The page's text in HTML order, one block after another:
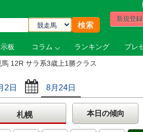
新規登録
板 コラム ランキング プレ
12R サラ系3歳上1勝クラス
2日 8月24日
札幌 本日の傾向